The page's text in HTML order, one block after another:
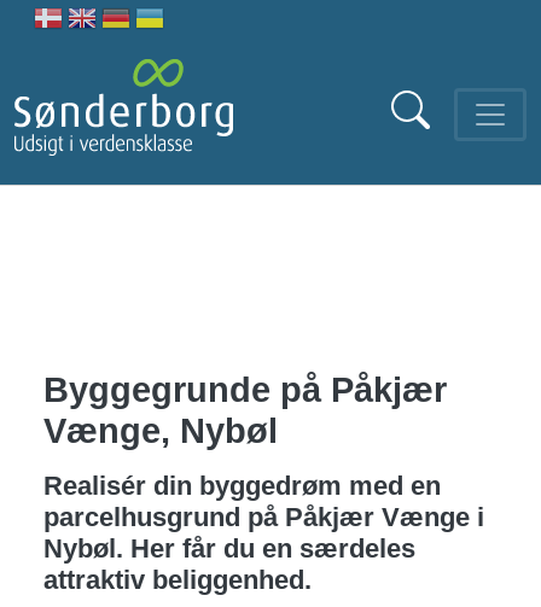
Byggegrunde på Påkjær
Vænge, Nybøl
Realisér din byggedrøm med en
parcelhusgrund på Påkjær Vænge i
Nybøl. Her får du en særdeles
attraktiv beliggenhed.